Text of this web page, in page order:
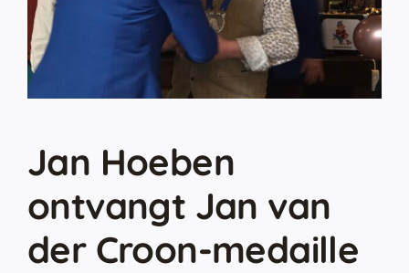
Jan Hoeben
ontvangt Jan van
der Croon-medaille